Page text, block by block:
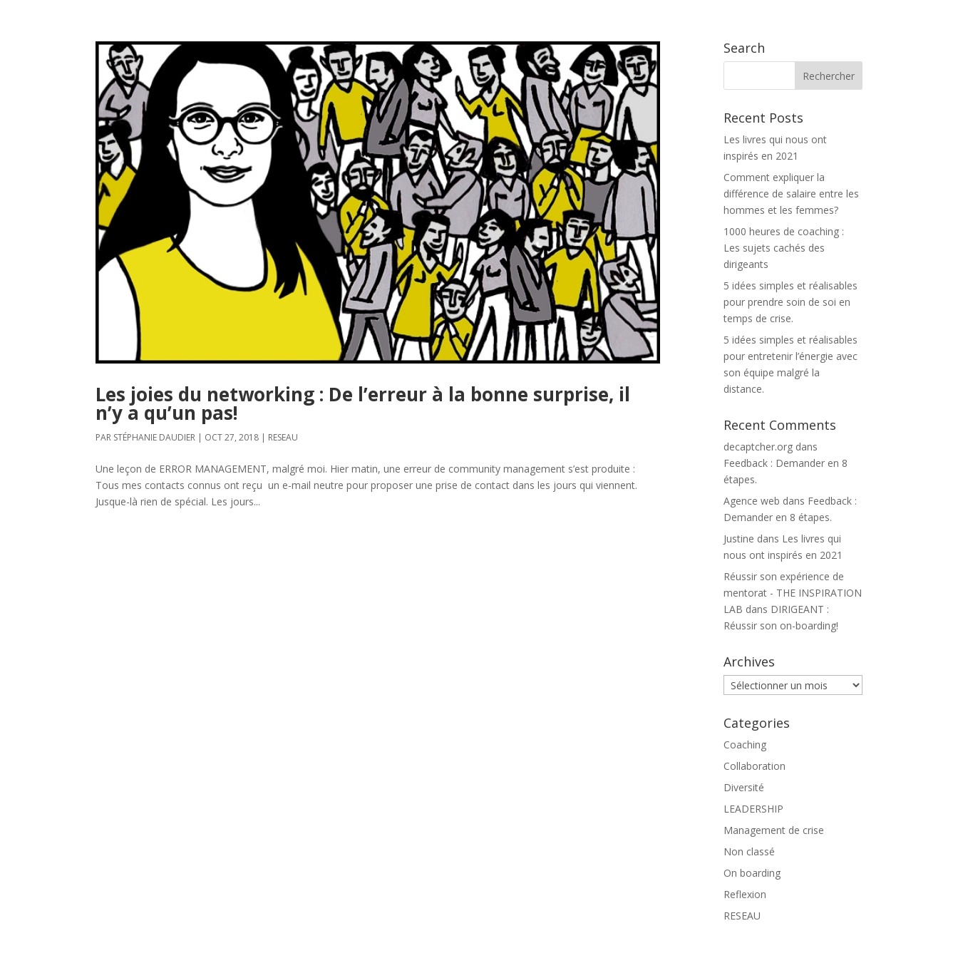
Les joies du networking : De l’erreur à la bonne surprise, il
n’y a qu’un pas!
PAR STÉPHANIE DAUDIER | OCT 27, 2018 | RESEAU
Une leçon de ERROR MANAGEMENT, malgré moi. Hier matin, une erreur de community management s’est produite :
Tous mes contacts connus ont reçu un e-mail neutre pour proposer une prise de contact dans les jours qui viennent.
Jusque-là rien de spécial. Les jours...
Search
Recent Posts
Les livres qui nous ont
inspirés en 2021
Comment expliquer la
différence de salaire entre les
hommes et les femmes?
1000 heures de coaching :
Les sujets cachés des
dirigeants
5 idées simples et réalisables
pour prendre soin de soi en
temps de crise.
5 idées simples et réalisables
pour entretenir l’énergie avec
son équipe malgré la
distance.
Recent Comments
decaptcher.org dans
Feedback : Demander en 8
étapes.
Agence web dans Feedback :
Demander en 8 étapes.
Justine dans Les livres qui
nous ont inspirés en 2021
Réussir son expérience de
mentorat - THE INSPIRATION
LAB dans DIRIGEANT :
Réussir son on-boarding!
Archives
Archives
Categories
Coaching
Collaboration
Diversité
LEADERSHIP
Management de crise
Non classé
On boarding
Reflexion
RESEAU